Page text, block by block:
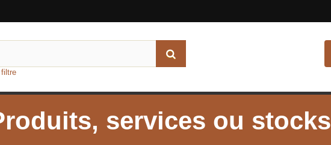
services ou stocks